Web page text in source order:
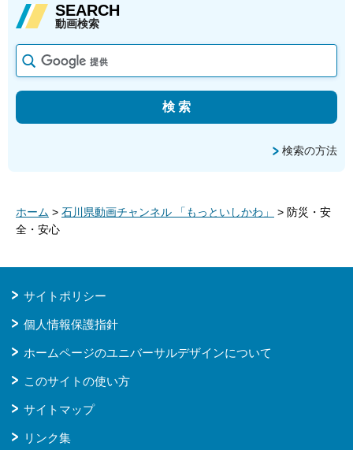
SEARCH
動画検索
検索の方法
ホーム > 石川県動画チャンネル 「もっといしかわ」
> 防災・安
全・安心
サイトポリシー
個人情報保護指針
ホームページのユニバーサルデザインについて
このサイトの使い方
サイトマップ
リンク集